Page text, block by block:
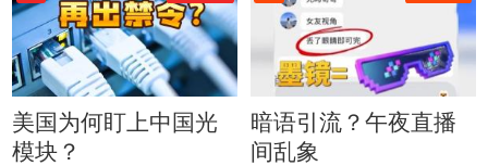
美国为何盯上中国光
模块？
暗语引流？午夜直播
间乱象